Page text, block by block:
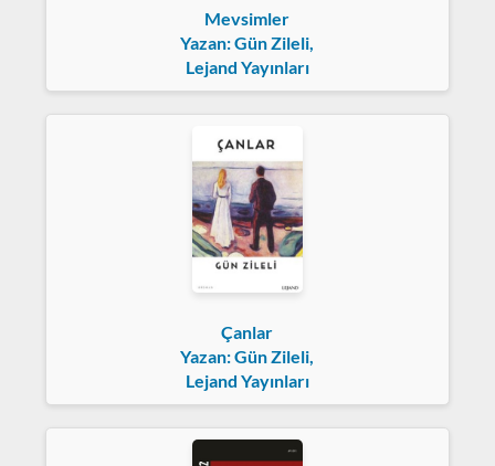
Mevsimler
Yazan: Gün Zileli,
Lejand Yayınları
Çanlar
Yazan: Gün Zileli,
Lejand Yayınları